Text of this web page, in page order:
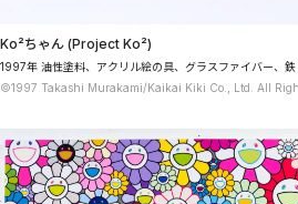
Ko²ちゃん (Project Ko²)
1997年 油性塗料、アクリル絵の具、グラスファイバー、
©1997 Takashi Murakami/Kaikai Kiki Co., Ltd. All